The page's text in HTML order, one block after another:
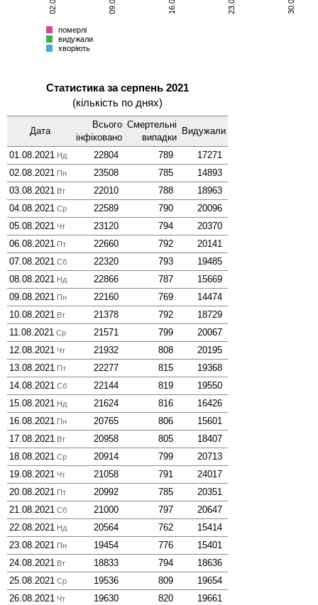
хворіють
Всього
померлі
видужали
хворіють
Статистика за серпень 2021
(кількість по днях)
Дата
Всього
інфі­ковано
Смер­тельні
випадки
Виду­жали
01.08.2021 Нд 22804 789
17271
02.08.2021 Пн 23508 785
14893
03.08.2021 Вт 22010 788
18963
04.08.2021 Ср 22589 790
20096
05.08.2021 Чт 23120 794
20370
06.08.2021 Пт 22660 792
20141
07.08.2021 Сб 22320 793
19485
08.08.2021 Нд 22866 787
15669
09.08.2021 Пн 22160 769
14474
10.08.2021 Вт 21378 792
18729
11.08.2021 Ср 21571 799
20067
12.08.2021 Чт 21932 808
20195
13.08.2021 Пт 22277 815
19368
14.08.2021 Сб 22144 819
19550
15.08.2021 Нд 21624 816
16426
16.08.2021 Пн 20765 806
15601
17.08.2021 Вт 20958 805
18407
18.08.2021 Ср 20914 799
20713
19.08.2021 Чт 21058 791
24017
20.08.2021 Пт 20992 785
20351
21.08.2021 Сб 21000 797
20647
22.08.2021 Нд 20564 762
15414
23.08.2021 Пн 19454 776
15401
24.08.2021 Вт 18833 794
18636
25.08.2021 Ср 19536 809
19654
26.08.2021 Чт 19630 820
19661